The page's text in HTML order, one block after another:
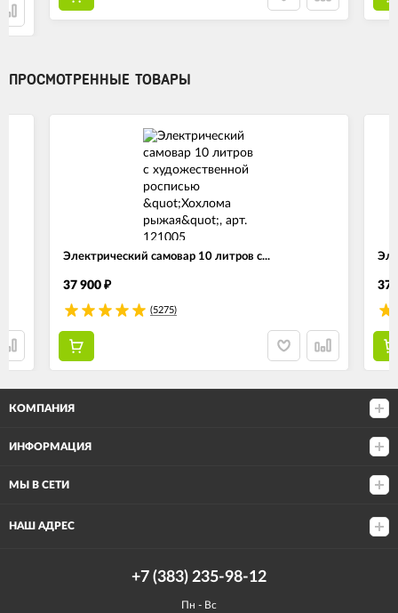
ПРОСМОТРЕННЫЕ ТОВАРЫ
Электрический самовар 10 литров с...
37 900 ₽
(5275)
37
КОМПАНИЯ
ИНФОРМАЦИЯ
МЫ В СЕТИ
НАШ АДРЕС
+7 (383) 235-98-12
Пн - Вс